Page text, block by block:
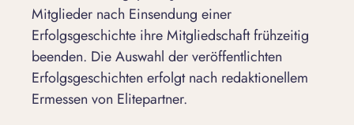
Mitglieder nach Einsendung einer
Erfolgsgeschichte ihre Mitgliedschaft frühzeitig
beenden. Die Auswahl der veröffentlichten
Erfolgsgeschichten erfolgt nach redaktionellem
Ermessen von Elitepartner.